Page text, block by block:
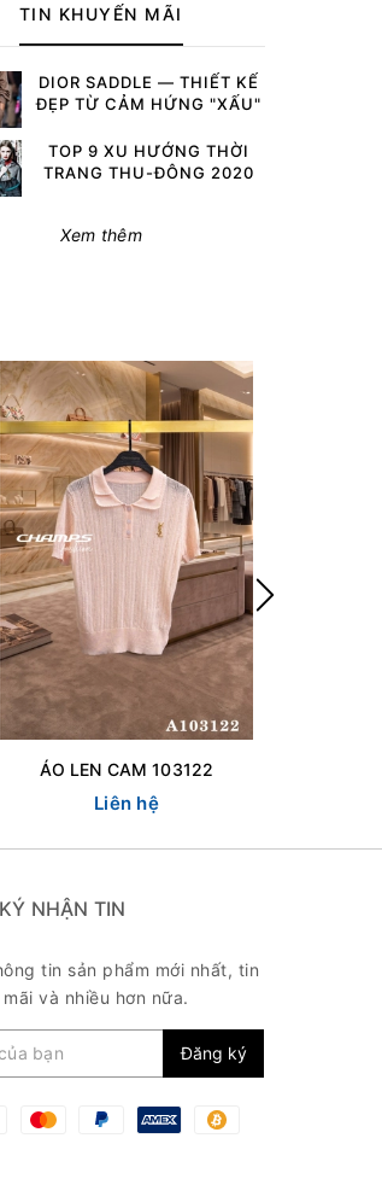
TIN KHUYẾN MÃI
DIOR SADDLE — THIẾT KẾ
ĐẸP TỪ CẢM HỨNG "XẤU"
TOP 9 XU HƯỚNG THỜI
TRANG THU-ĐÔNG 2020
Xem thêm
ÁO LEN CAM 103122
Liên hệ
NHẬN TIN
tin sản phẩm mới nhất, tin
và nhiều hơn nữa.
Đăng ký